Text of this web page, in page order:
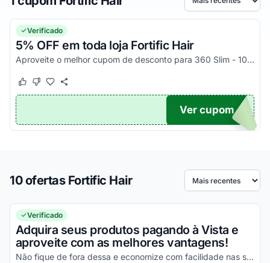
Ordenar por
Verificado
5% OFF em toda loja Fortific Hair
Aproveite o melhor cupom de desconto para 360 Slim - 10% OFF em todo o site sem valor mínimo de compra.
Este cupom funcionou
Este cupom não funcionou
TICO
Ver cupom
10 ofertas Fortific Hair Ordenar por
Verificado
Adquira seus produtos pagando à Vista e
aproveite com as melhores vantagens!
Não fique de fora dessa e economize com facilidade nas suas compras!